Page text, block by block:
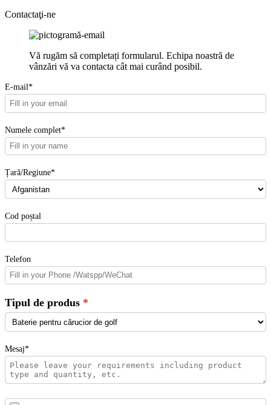
Contactaţi-ne
Vă rugăm să completați formularul. Echipa noastră de
vânzări vă va contacta cât mai curând posibil.
E-mail*
Numele complet*
Țară/Regiune*
Cod poștal
Telefon
Tipul de produs
Mesaj*